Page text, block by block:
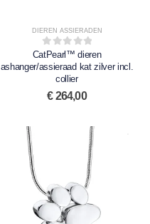
DIEREN ASSIERADEN
0out of 5
CatPearl™ dieren
ashanger/assieraad kat zilver incl.
collier
€264,00